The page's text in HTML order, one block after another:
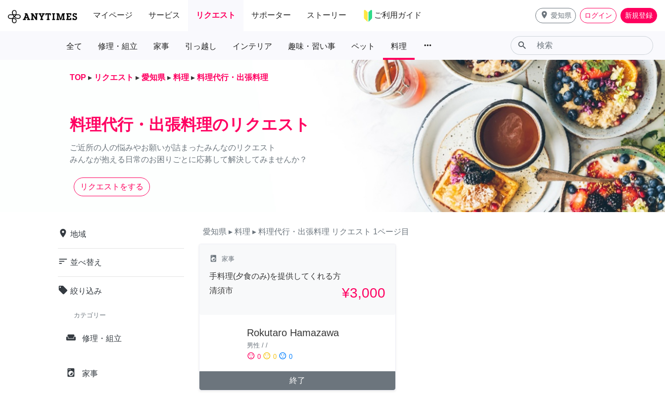
マイページ サービス リクエスト サポーター ストーリー ご利用ガイド place 愛知県 ログイン 新規登録
全て 修理・組立 家事 引っ越し インテリア 趣味・習い事 ペット 料理 more_horiz search
TOP ▸ リクエスト ▸ 愛知県 ▸ 料理 ▸ 料理代行・出張料理
料理代行・出張料理のリクエスト
ご近所の人の悩みやお願いが詰まったみんなのリクエスト
みんなが抱える日常のお困りごとに応募して解決してみませんか？
リクエストをする
place 地域
sort 並べ替え
local_offer 絞り込み
カテゴリー
weekend 修理・組立
local_laundry_service 家事
愛知県 ▸ 料理 ▸ 料理代行・出張料理 リクエスト 1ページ目
local_laundry_service 家事
手料理(夕食のみ)を提供してくれる方
清須市
¥3,000
Rokutaro Hamazawa
男性 / /
sentiment_satisfied 0 sentiment_neutral 0 sentiment_dissatisfied 0
終了